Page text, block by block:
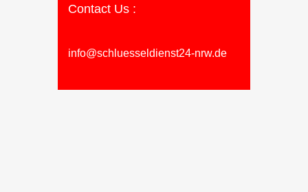
Contact Us :
info@schluesseldienst24-nrw.de